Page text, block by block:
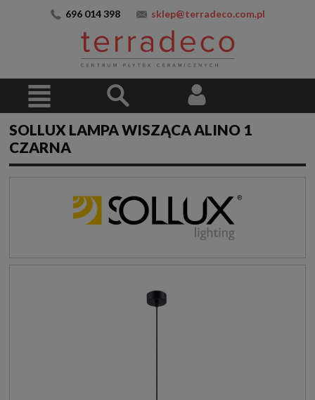
696 014 398 sklep@terradeco.com.pl
SOLLUX LAMPA WISZĄCA ALINO 1
CZARNA